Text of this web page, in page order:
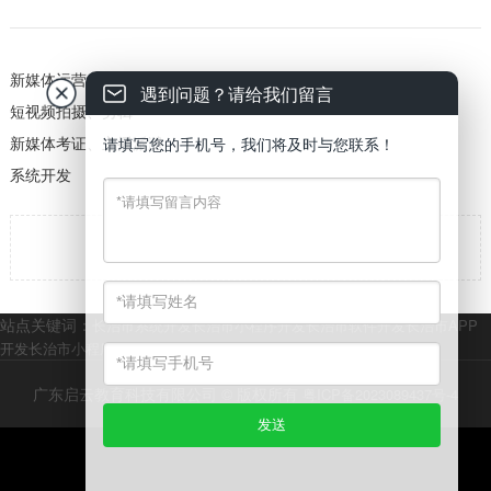
新媒体运营
短视频拍摄、剪辑
新媒体考证、主播派瀢
系统开发
站点关键词： 长治市系统开发长治市小程序开发长治市软件开发长治市APP
开发长治市小程序商城开发长治市网站开发
广东启云教育科技有限公司 © 版权所有
遇到问题？请给我们留言
请填写您的手机号，我们将及时与您联系！